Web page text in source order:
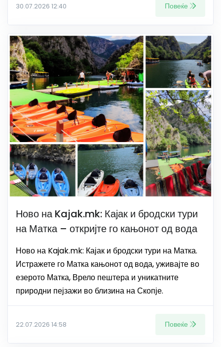
30.07.2026 12:40 Повеќе
Ново на Kajak.mk: Кајак и бродски тури
на Матка – откријте го кањонот од вода
Ново на Kajak.mk: Кајак и бродски тури на Матка.
Истражете го Матка кањонот од вода, уживајте во
езерото Матка, Врело пештера и уникатните
природни пејзажи во близина на Скопје.
22.07.2026 14:58 Повеќе